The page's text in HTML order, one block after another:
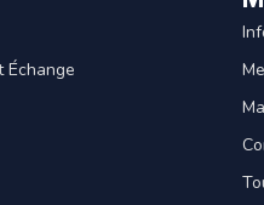
Échange